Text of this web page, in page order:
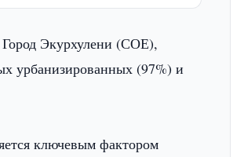
Экурхулени (СОЕ),
урбанизированных (97%) и
ключевым фактором